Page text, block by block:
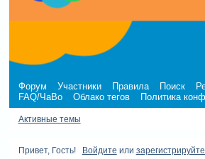
Форум Участники Правила Поиск
FAQ/ЧаВо
Облако тегов Политика
Активные темы
Привет, Гость! Войдите или